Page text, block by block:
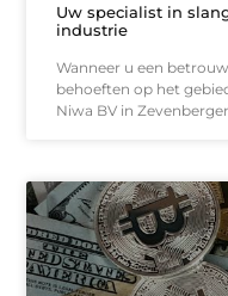
Uw specialist in
industrie
Wanneer u een
behoeften op het
Niwa BV in